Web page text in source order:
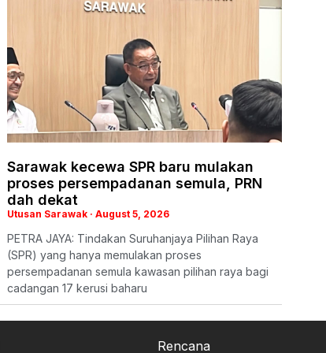
Sarawak kecewa SPR baru mulakan
proses persempadanan semula, PRN
dah dekat
Utusan Sarawak August 5, 2026
PETRA JAYA: Tindakan Suruhanjaya Pilihan Raya
(SPR) yang hanya memulakan proses
persempadanan semula kawasan pilihan raya bagi
cadangan 17 kerusi baharu
Rencana